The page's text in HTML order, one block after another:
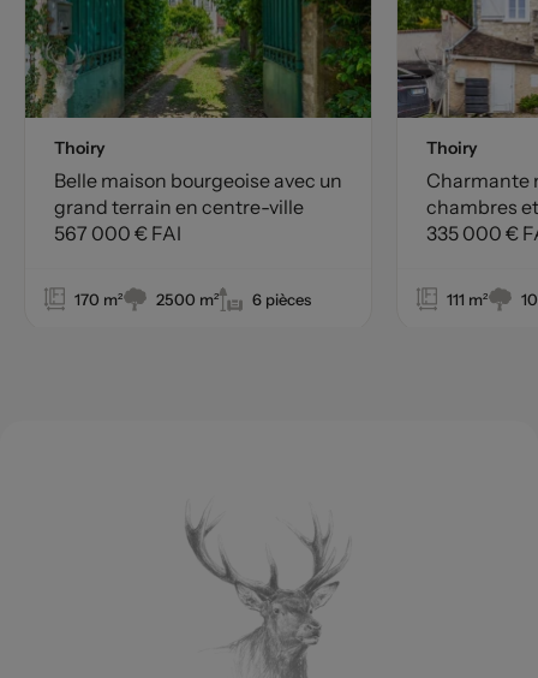
Thoiry
Belle maison bourgeoise avec un
grand terrain en centre-ville
567 000 € FAI
170 m² 2500 m² 6 pièces
Thoiry
Charmante
chambres
335 000 €
111 m²